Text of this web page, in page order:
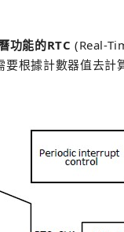
功能的RTC (Real-
根據計數器值去計